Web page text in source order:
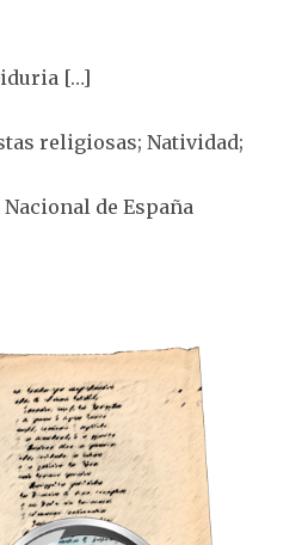
[…]
religiosas; Natividad;
de España